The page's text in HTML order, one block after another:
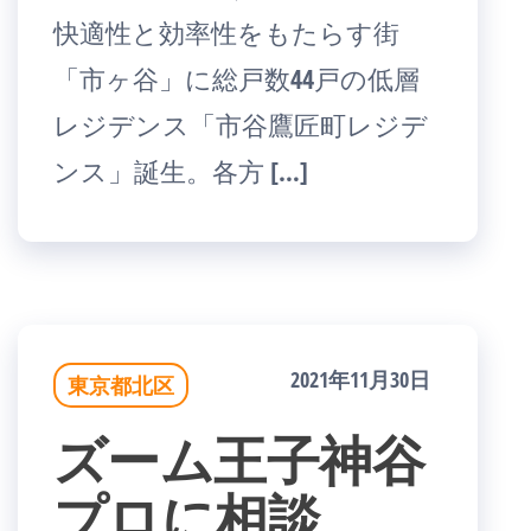
快適性と効率性をもたらす街
「市ヶ谷」に総戸数44戸の低層
レジデンス「市谷鷹匠町レジデ
ンス」誕生。各方 […]
東京都北区 2021年11月30日
ズーム王子神谷